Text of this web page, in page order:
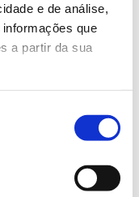
e de análise,
que
a partir da sua
em risco: